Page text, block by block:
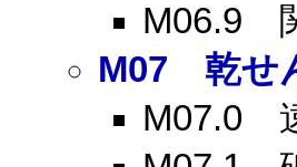
M06.9
M07 乾せ
M07.0